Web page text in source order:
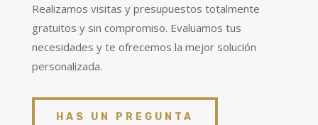
Realizamos visitas y presupuestos totalmente
gratuitos y sin compromiso. Evaluamos tus
necesidades y te ofrecemos la mejor solución
personalizada.
HAS UN PREGUNTA